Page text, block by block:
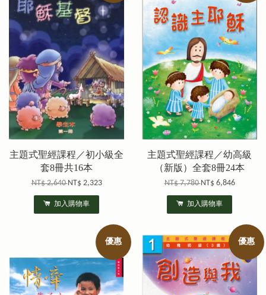
主題式聖經課程／初小級全
套8冊共16本
NT$ 2,640NT$ 2,323
加入購物車
主題式聖經課程／幼高級
（新版）全套8冊24本
NT$ 7,780NT$ 6,846
加入購物車
優惠 優惠